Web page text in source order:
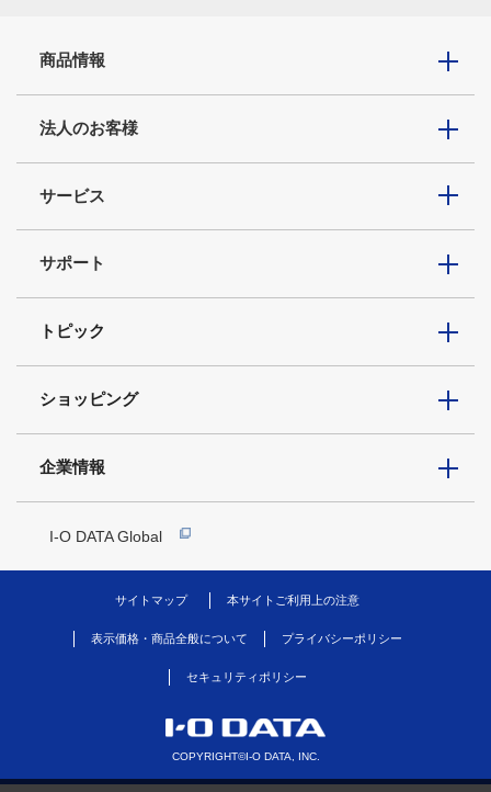
商品情報
法人のお客様
サービス
サポート
トピック
ショッピング
企業情報
I-O DATA Global
サイトマップ 本サイトご利用上の注意
表示価格・商品全般について プライバシーポリシー
セキュリティポリシー
COPYRIGHT©I-O DATA, INC.